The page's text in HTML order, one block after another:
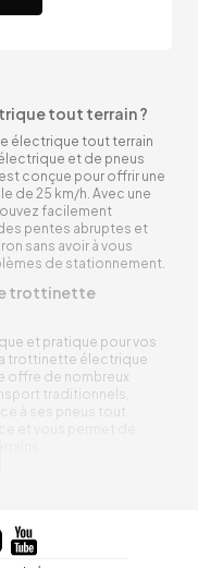
tout terrain ?
électrique tout terrain
et de pneus
conçue pour offrir une
de 25 km/h. Avec une
facilement
pentes abruptes et
sans avoir à vous
de stationnement.
trottinette
et pratique pour vos
trottinette électrique
offre de nombreux
traditionnels,
à ses pneus tout
et vous permet de
de l’état de sa
résistants qui peuvent